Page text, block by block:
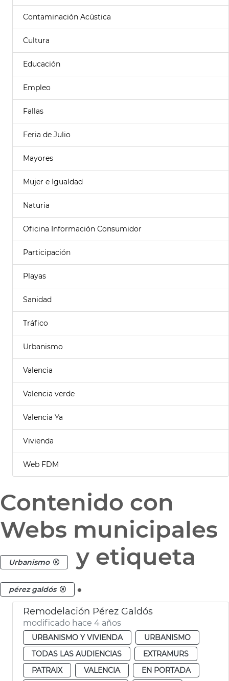
Contaminación Acústica
Cultura
Educación
Empleo
Fallas
Feria de Julio
Mayores
Mujer e Igualdad
Naturia
Oficina Información Consumidor
Participación
Playas
Sanidad
Tráfico
Urbanismo
Valencia
Valencia verde
Valencia Ya
Vivienda
Web FDM
Contenido con
Webs municipales
Urbanismo y etiqueta
pérez galdós .
Remodelación Pérez Galdós
modificado hace 4 años
URBANISMO Y VIVIENDA
URBANISMO
TODAS LAS AUDIENCIAS
EXTRAMURS
PATRAIX
VALENCIA
EN PORTADA